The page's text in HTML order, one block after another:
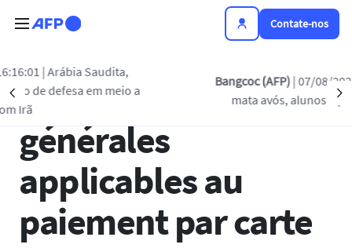
Contate-nos
Précédent
a
Bangcoc (AFP) | 07/08/2026 - 13:15:17|
mata avós, alunos e professores na Tailândia
Conditions
générales
applicables au
paiement par carte